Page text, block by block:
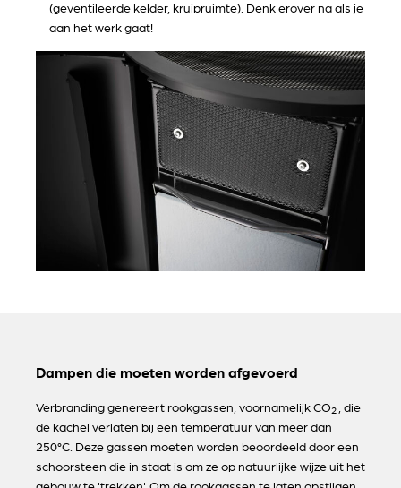
(geventileerde kelder, kruipruimte). Denk erover na als je
aan het werk gaat!
Dampen die moeten worden afgevoerd
Verbranding genereert rookgassen, voornamelijk CO2
, die
de kachel verlaten bij een temperatuur van meer dan
250°C. Deze gassen moeten worden beoordeeld door een
schoorsteen die in staat is om ze op natuurlijke wijze uit het